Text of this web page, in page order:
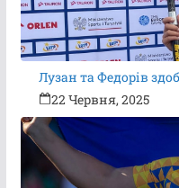
Лузан та Федорів
22 Червня, 2025